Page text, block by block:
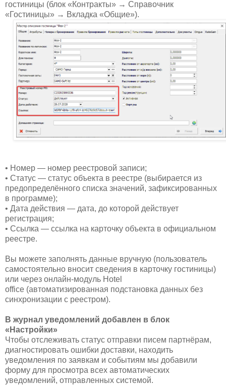
гостиницы (блок «Контракты» → Справочник
«Гостиницы» → Вкладка «Общие»).
• Номер — номер реестровой записи;
• Статус — статус объекта в реестре (выбирается из
предопределённого списка значений, зафиксированных
в программе);
• Дата действия — дата, до которой действует
регистрация;
• Ссылка — ссылка на карточку объекта в официальном
реестре.
Вы можете заполнять данные вручную (пользователь
самостоятельно вносит сведения в карточку гостиницы)
или через онлайн-модуль Hotel
office (автоматизированная подстановка данных без
синхронизации с реестром).
В журнал уведомлений добавлен в блок
«Настройки»
Чтобы отслеживать статус отправки писем партнёрам,
диагностировать ошибки доставки, находить
уведомления по заявкам и событиям мы добавили
форму для просмотра всех автоматических
уведомлений, отправленных системой.